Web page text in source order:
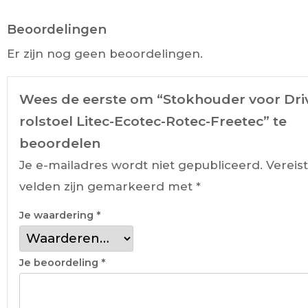
Beoordelingen
Er zijn nog geen beoordelingen.
Wees de eerste om “Stokhouder voor
rolstoel Litec-Ecotec-Rotec-Freetec” te
beoordelen
Je e-mailadres wordt niet gepubliceerd.
velden zijn gemarkeerd met *
Je waardering *
Je beoordeling *